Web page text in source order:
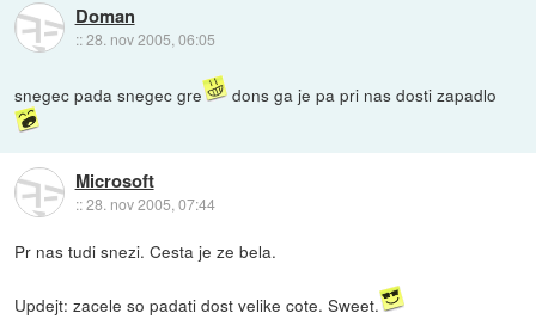
Doman
::28. nov 2005, 06:05
snegec pada snegec gre dons ga je pa pri nas dosti zapadlo
Microsoft
::28. nov 2005, 07:44
Pr nas tudi snezi. Cesta je ze bela.
Updejt: zacele so padati dost velike cote. Sweet.